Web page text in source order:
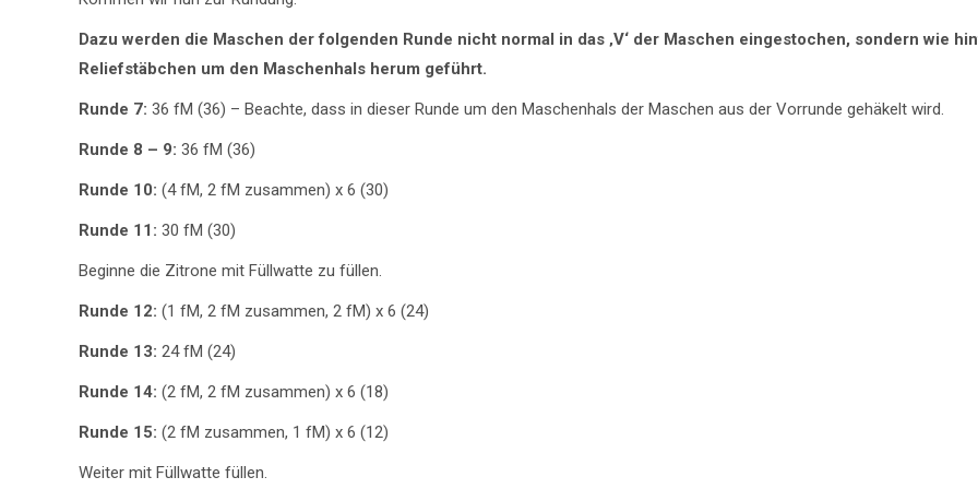
Dazu werden die Maschen der folgenden Runde nicht normal in das ‚V‘ der Maschen eingestochen, sondern wie
Reliefstäbchen um den Maschenhals herum geführt.
Runde 7: 36 fM (36) – Beachte, dass in dieser Runde um den Maschenhals der Maschen aus der Vorrunde gehäkelt wird.
Runde 8 – 9: 36 fM (36)
Runde 10: (4 fM, 2 fM zusammen) x 6 (30)
Runde 11: 30 fM (30)
Beginne die Zitrone mit Füllwatte zu füllen.
Runde 12: (1 fM, 2 fM zusammen, 2 fM) x 6 (24)
Runde 13: 24 fM (24)
Runde 14: (2 fM, 2 fM zusammen) x 6 (18)
Runde 15: (2 fM zusammen, 1 fM) x 6 (12)
Weiter mit Füllwatte füllen.